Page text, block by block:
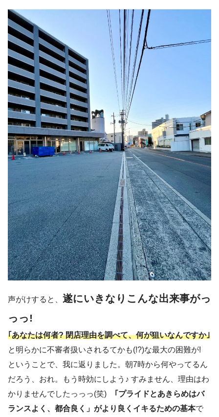
声がけすると、 遂にいきなりこんな出来事がっ
っっ!
｢あなたは何者? 閉店理由を調べて、何が狙いなんですか｣
と明らかに不審者扱いされるてかも(!?)な最大の困難が!
ということで、我に返りました。朝7時から何やってるん
だろう、おれ。もう時効にしよう♪ すみません、理由はわ
かりませんでしたっっっ(笑)
｢プライドとあきらめはバ
ランスよく、都合良く」がより良くイキるための基本で